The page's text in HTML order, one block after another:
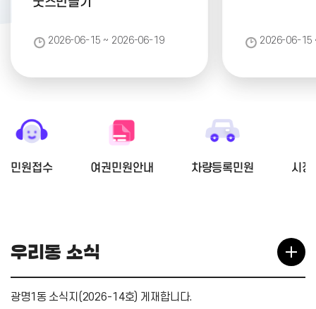
2026-06-15 ~ 2026-06-19 2026-06-15
민원접수 여권민원안내 차량등록민원 시장
우리동 소식
광명1동 소식지(2026-14호) 게재합니다.